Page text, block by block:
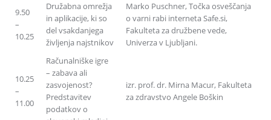
9.50
–
10.25
Družabna omrežja
in aplikacije, ki so
del vsakdanjega
življenja najstnikov
Marko Puschner,Točka osveščanja
o varni rabi interneta Safe.si,
Fakulteta za družbene vede,
Univerza v Ljubljani.
10.25
–
11.00
Računalniške igre
– zabava ali
zasvojenost?
Predstavitev
podatkov o
izr. prof.dr. Mirna Macur, Fakulteta
za zdravstvo Angele Boškin